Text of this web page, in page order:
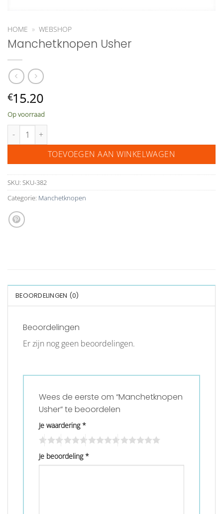
HOME » WEBSHOP
Manchetknopen Usher
€15.20
Op voorraad
Manchetknopen Usher aantal
TOEVOEGEN AAN WINKELWAGEN
SKU: SKU-382
Categorie: Manchetknopen
BEOORDELINGEN (0)
Beoordelingen
Er zijn nog geen beoordelingen.
Wees de eerste om “Manchetknopen
Usher” te beoordelen
Je waardering*
Je beoordeling*